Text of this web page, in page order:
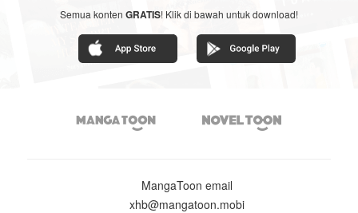
Semua konten GRATIS! Klik di bawah untuk download!
 
MangaToon email
xhb@mangatoon.mobi